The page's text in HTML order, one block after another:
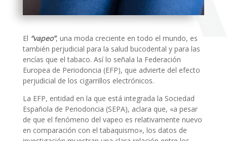
El “vapeo”, una moda creciente en todo el mundo, es
también perjudicial para la salud bucodental y para las
encías que el tabaco. Así lo señala la Federación
Europea de Periodoncia (EFP), que advierte del efecto
perjudicial de los cigarrillos electrónicos.
La EFP, entidad en la que está integrada la Sociedad
Española de Periodoncia (SEPA), aclara que, «a pesar
de que el fenómeno del vapeo es relativamente nuevo
en comparación con el tabaquismo», los datos de